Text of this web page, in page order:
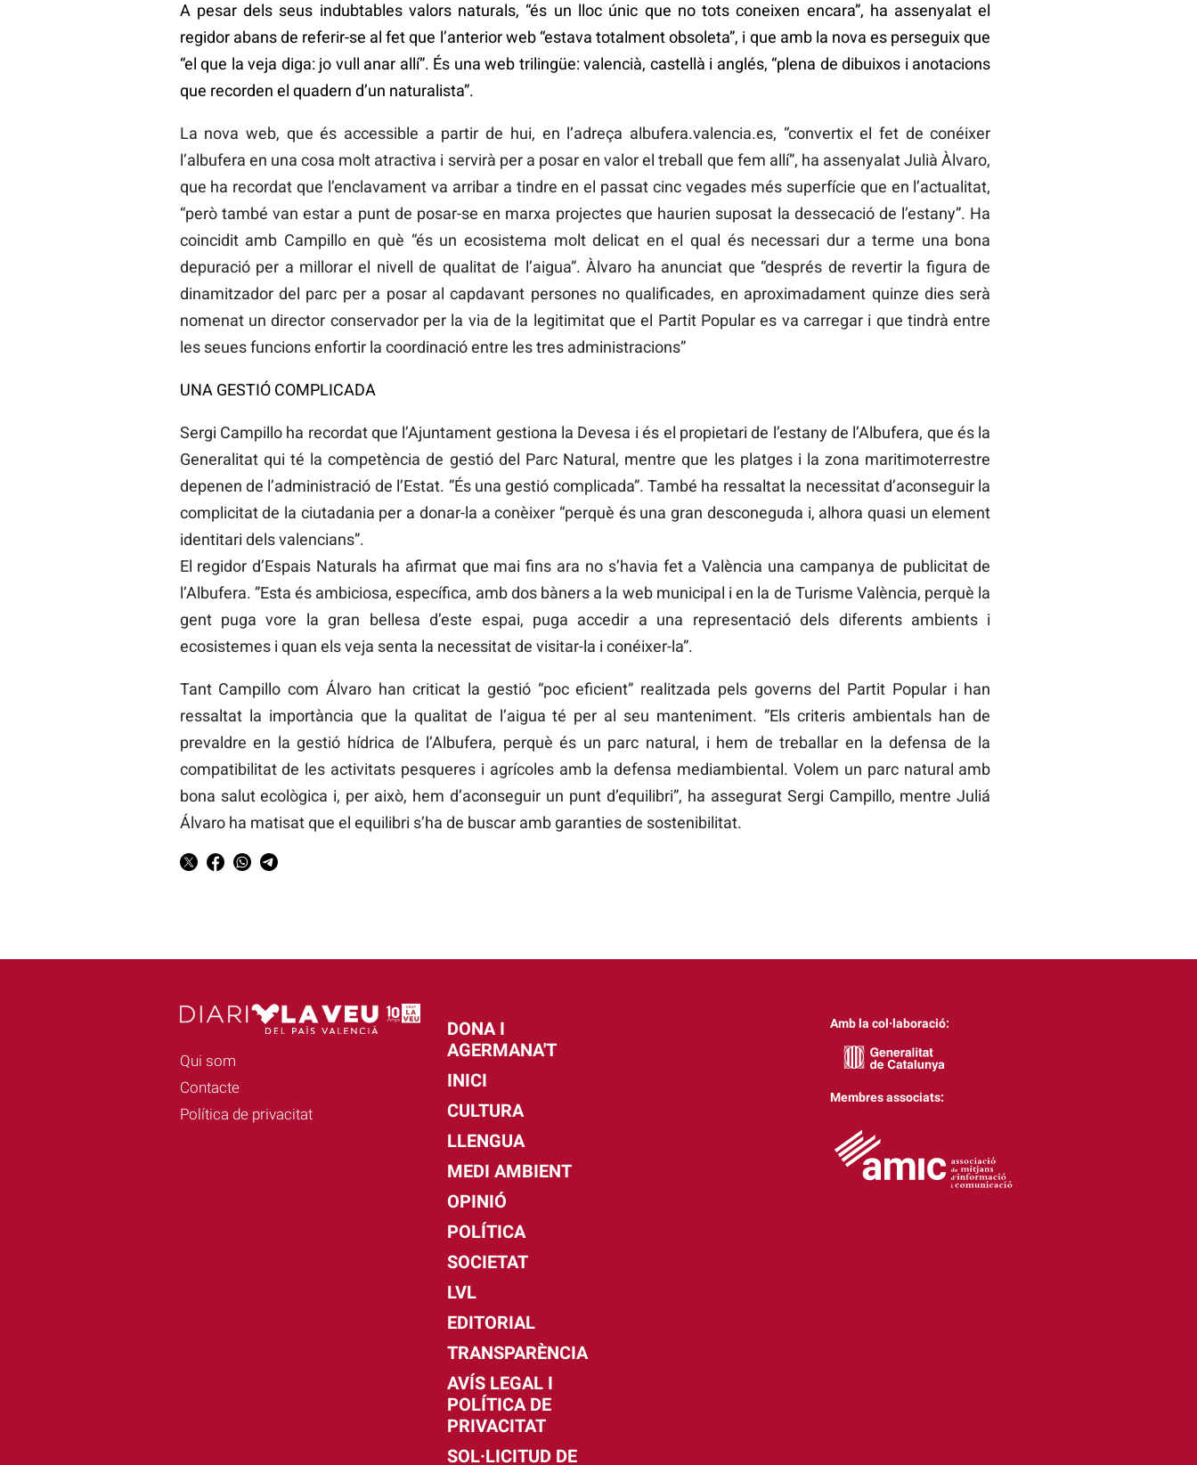
A pesar dels seus indubtables valors naturals, “és un lloc únic que no tots coneixen encara”, ha assenyalat el
regidor abans de referir-se al fet que l’anterior web “estava totalment obsoleta”, i que amb la nova es perseguix que
“el que la veja diga: jo vull anar allí”. És una web trilingüe: valencià, castellà i anglés, “plena de dibuixos i anotacions
que recorden el quadern d’un naturalista”.
La nova web, que és accessible a partir de hui, en l’adreça albufera.valencia.es, “convertix el fet de conéixer
l’albufera en una cosa molt atractiva i servirà per a posar en valor el treball que fem allí”, ha assenyalat Julià Àlvaro,
que ha recordat que l’enclavament va arribar a tindre en el passat cinc vegades més superfície que en l’actualitat,
“però també van estar a punt de posar-se en marxa projectes que haurien suposat la dessecació de l’estany”. Ha
coincidit amb Campillo en què “és un ecosistema molt delicat en el qual és necessari dur a terme una bona
depuració per a millorar el nivell de qualitat de l’aigua”. Àlvaro ha anunciat que “després de revertir la figura de
dinamitzador del parc per a posar al capdavant persones no qualificades, en aproximadament quinze dies serà
nomenat un director conservador per la via de la legitimitat que el Partit Popular es va carregar i que tindrà entre
les seues funcions enfortir la coordinació entre les tres administracions”
UNA GESTIÓ COMPLICADA
Sergi Campillo ha recordat que l’Ajuntament gestiona la Devesa i és el propietari de l’estany de l’Albufera, que és la
Generalitat qui té la competència de gestió del Parc Natural, mentre que les platges i la zona maritimoterrestre
depenen de l’administració de l’Estat. ”És una gestió complicada”. També ha ressaltat la necessitat d’aconseguir la
complicitat de la ciutadania per a donar-la a conèixer “perquè és una gran desconeguda i, alhora quasi un element
identitari dels valencians”.
El regidor d’Espais Naturals ha afirmat que mai fins ara no s’havia fet a València una campanya de publicitat de
l’Albufera. ”Esta és ambiciosa, específica, amb dos bàners a la web municipal i en la de Turisme València, perquè la
gent puga vore la gran bellesa d’este espai, puga accedir a una representació dels diferents ambients i
ecosistemes i quan els veja senta la necessitat de visitar-la i conéixer-la”.
Tant Campillo com Álvaro han criticat la gestió “poc eficient” realitzada pels governs del Partit Popular i han
ressaltat la importància que la qualitat de l’aigua té per al seu manteniment. ”Els criteris ambientals han de
prevaldre en la gestió hídrica de l’Albufera, perquè és un parc natural, i hem de treballar en la defensa de la
compatibilitat de les activitats pesqueres i agrícoles amb la defensa mediambiental. Volem un parc natural amb
bona salut ecològica i, per això, hem d’aconseguir un punt d’equilibri”, ha assegurat Sergi Campillo, mentre Juliá
Álvaro ha matisat que el equilibri s’ha de buscar amb garanties de sostenibilitat.
Qui som
Contacte
Política de privacitat
DONA I
AGERMANA'T
INICI
CULTURA
LLENGUA
MEDI AMBIENT
OPINIÓ
POLÍTICA
SOCIETAT
LVL
EDITORIAL
TRANSPARÈNCIA
AVÍS LEGAL I
POLÍTICA DE
PRIVACITAT
SOL·LICITUD DE
Amb la col·laboració:
Membres associats: